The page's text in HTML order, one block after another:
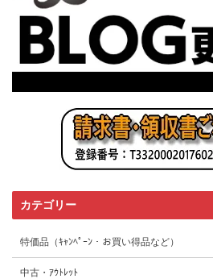
カテゴリー
特価品（ｷｬﾝﾍﾟｰﾝ・お買い得品など）
中古・ｱｳﾄﾚｯﾄ